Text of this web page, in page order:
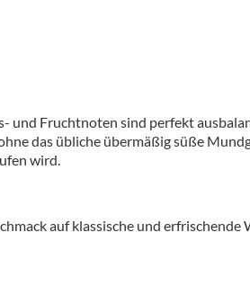
und Fruchtnoten sind perfekt
das übliche übermäßig süße
wird.
auf klassische und erfrischende